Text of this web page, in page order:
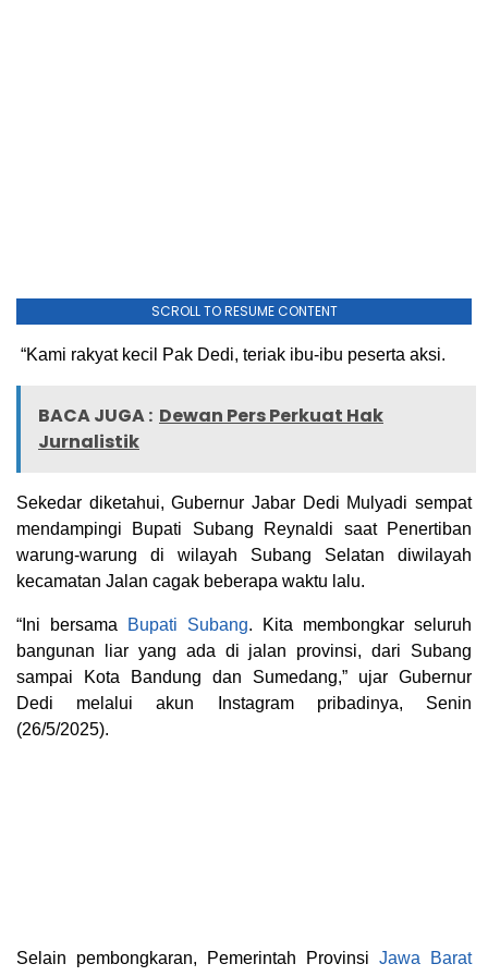
SCROLL TO RESUME CONTENT
“Kami rakyat kecil Pak Dedi, teriak ibu-ibu peserta aksi.
BACA JUGA : Dewan Pers Perkuat Hak
Jurnalistik
Sekedar diketahui, Gubernur Jabar Dedi Mulyadi sempat
mendampingi Bupati Subang Reynaldi saat Penertiban
warung-warung di wilayah Subang Selatan diwilayah
kecamatan Jalan cagak beberapa waktu lalu.
“Ini bersama Bupati Subang. Kita membongkar seluruh
bangunan liar yang ada di jalan provinsi, dari Subang
sampai Kota Bandung dan Sumedang,” ujar Gubernur
Dedi melalui akun Instagram pribadinya, Senin
(26/5/2025).
Selain pembongkaran, Pemerintah Provinsi Jawa Barat